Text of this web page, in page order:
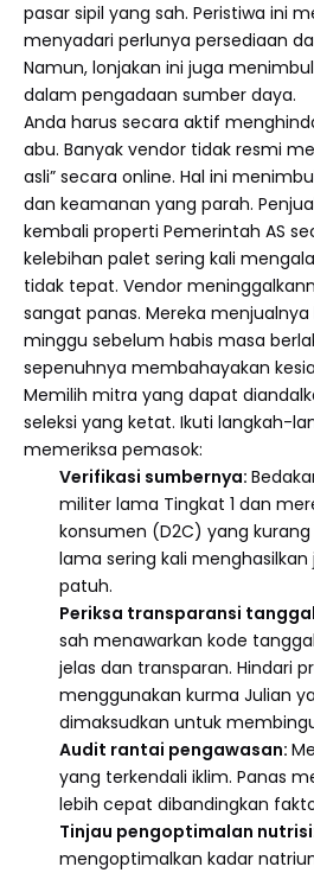
pasar sipil yang sah. Peristiwa ini
menyadari perlunya persediaan
Namun, lonjakan ini juga
dalam pengadaan sumber daya.
Anda harus secara aktif
abu. Banyak vendor tidak resmi
asli” secara online. Hal ini
dan keamanan yang parah.
kembali properti Pemerintah AS
kelebihan palet sering kali
tidak tepat. Vendor
sangat panas. Mereka
minggu sebelum habis masa
sepenuhnya membahayakan
Memilih mitra yang dapat
seleksi yang ketat. Ikuti langkah-
memeriksa pemasok:
Verifikasi sumbernya:
militer lama Tingkat 1 dan
konsumen (D2C) yang
lama sering kali
patuh.
Periksa transparansi
sah menawarkan kode
jelas dan transparan. Hindari
menggunakan kurma Julian
dimaksudkan untuk
Audit rantai pengawasan:
yang terkendali iklim. Panas
lebih cepat dibandingkan
Tinjau pengoptimalan
mengoptimalkan kadar